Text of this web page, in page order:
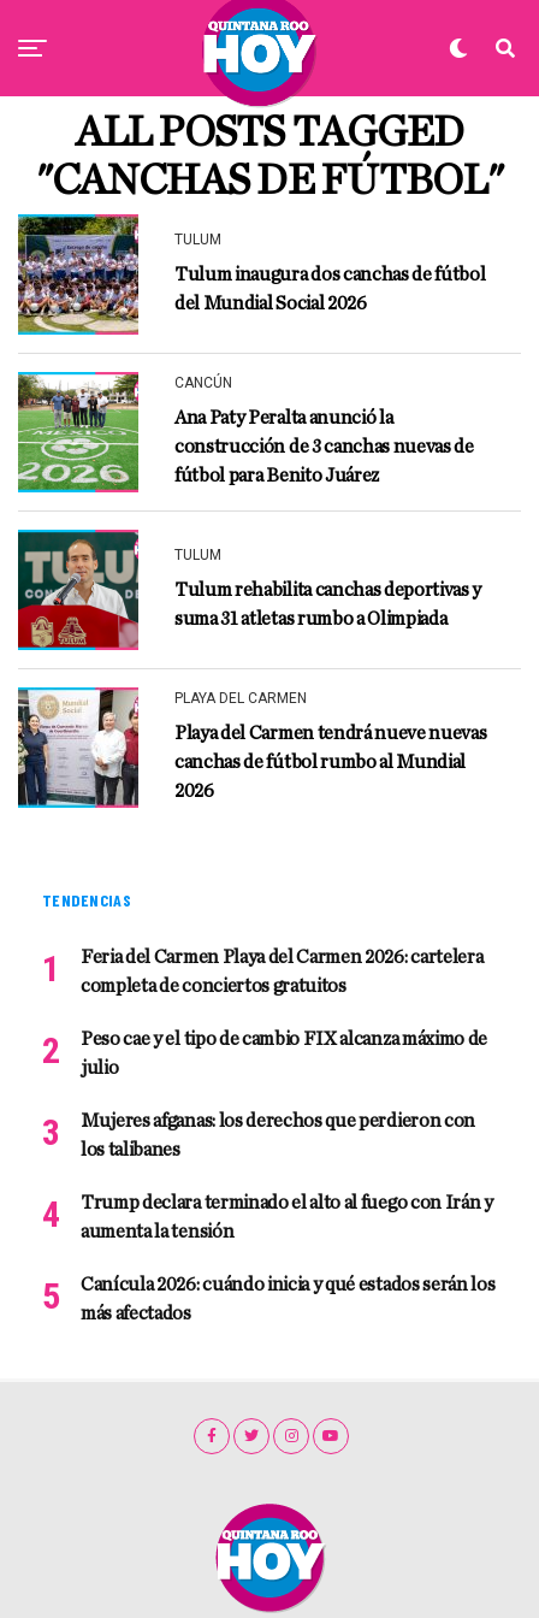
ALL POSTS TAGGED
"CANCHAS DE FÚTBOL"
TULUM
Tulum inaugura dos canchas de fútbol
del Mundial Social 2026
CANCÚN
Ana Paty Peralta anunció la
construcción de 3 canchas nuevas de
fútbol para Benito Juárez
TULUM
Tulum rehabilita canchas deportivas y
suma 31 atletas rumbo a Olimpiada
PLAYA DEL CARMEN
Playa del Carmen tendrá nueve nuevas
canchas de fútbol rumbo al Mundial
2026
TENDENCIAS
Feria del Carmen Playa del Carmen 2026: cartelera
completa de conciertos gratuitos
Peso cae y el tipo de cambio FIX alcanza máximo de
julio
Mujeres afganas: los derechos que perdieron con
los talibanes
Trump declara terminado el alto al fuego con Irán y
aumenta la tensión
Canícula 2026: cuándo inicia y qué estados serán los
más afectados